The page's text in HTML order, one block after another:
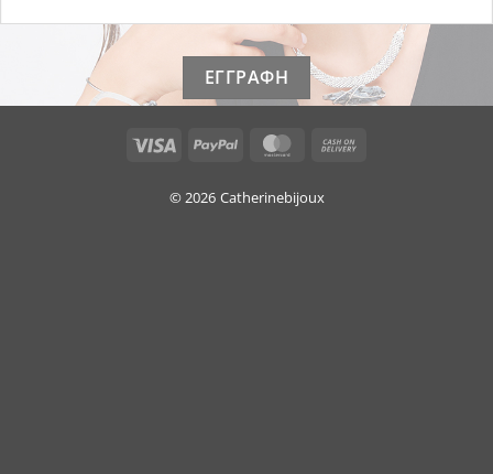
Visa PayPal MasterCard
© 2026 Catherinebijoux